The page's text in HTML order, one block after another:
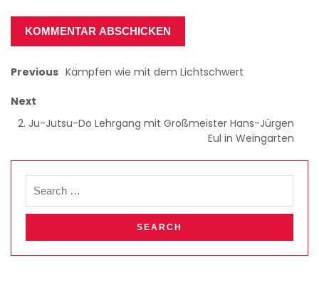
Previous Kämpfen wie mit dem Lichtschwert
Next
2. Ju-Jutsu-Do Lehrgang mit Großmeister Hans-Jürgen
Eul in Weingarten